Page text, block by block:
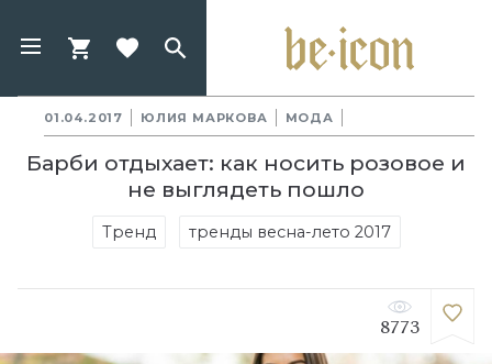
01.04.2017 ЮЛИЯ МАРКОВА МОДА
Барби отдыхает: как носить розовое и
не выглядеть пошло
Тренд тренды весна-лето 2017
8773